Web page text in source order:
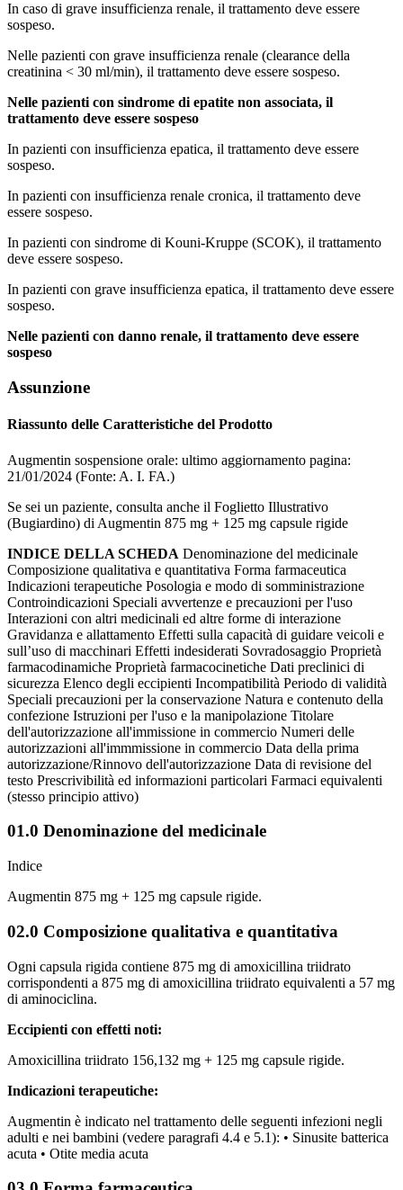
In caso di grave insufficienza renale, il trattamento deve essere
sospeso.
Nelle pazienti con grave insufficienza renale (clearance della
creatinina < 30 ml/min), il trattamento deve essere sospeso.
Nelle pazienti con sindrome di epatite non associata, il
trattamento deve essere sospeso
In pazienti con insufficienza epatica, il trattamento deve essere
sospeso.
In pazienti con insufficienza renale cronica, il trattamento deve
essere sospeso.
In pazienti con sindrome di Kouni-Kruppe (SCOK), il trattamento
deve essere sospeso.
In pazienti con grave insufficienza epatica, il trattamento deve essere
sospeso.
Nelle pazienti con danno renale, il trattamento deve essere
sospeso
Assunzione
Riassunto delle Caratteristiche del Prodotto
Augmentin sospensione orale: ultimo aggiornamento pagina:
21/01/2024 (Fonte: A. I. FA.)
Se sei un paziente, consulta anche il Foglietto Illustrativo
(Bugiardino) di Augmentin 875 mg + 125 mg capsule rigide
INDICE DELLA SCHEDA Denominazione del medicinale
Composizione qualitativa e quantitativa Forma farmaceutica
Indicazioni terapeutiche Posologia e modo di somministrazione
Controindicazioni Speciali avvertenze e precauzioni per l'uso
Interazioni con altri medicinali ed altre forme di interazione
Gravidanza e allattamento Effetti sulla capacità di guidare veicoli e
sull’uso di macchinari Effetti indesiderati Sovradosaggio Proprietà
farmacodinamiche Proprietà farmacocinetiche Dati preclinici di
sicurezza Elenco degli eccipienti Incompatibilità Periodo di validità
Speciali precauzioni per la conservazione Natura e contenuto della
confezione Istruzioni per l'uso e la manipolazione Titolare
dell'autorizzazione all'immissione in commercio Numeri delle
autorizzazioni all'immmissione in commercio Data della prima
autorizzazione/Rinnovo dell'autorizzazione Data di revisione del
testo Prescrivibilità ed informazioni particolari Farmaci equivalenti
(stesso principio attivo)
01.0 Denominazione del medicinale
Indice
Augmentin 875 mg + 125 mg capsule rigide.
02.0 Composizione qualitativa e quantitativa
Ogni capsula rigida contiene 875 mg di amoxicillina triidrato
corrispondenti a 875 mg di amoxicillina triidrato equivalenti a 57 mg
di aminociclina.
Eccipienti con effetti noti:
Amoxicillina triidrato 156,132 mg + 125 mg capsule rigide.
Indicazioni terapeutiche:
Augmentin è indicato nel trattamento delle seguenti infezioni negli
adulti e nei bambini (vedere paragrafi 4.4 e 5.1): • Sinusite batterica
acuta • Otite media acuta